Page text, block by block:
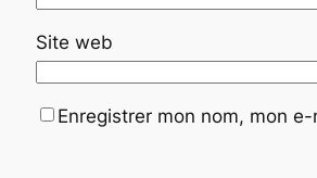
Site web
Enregistrer mon nom, mon